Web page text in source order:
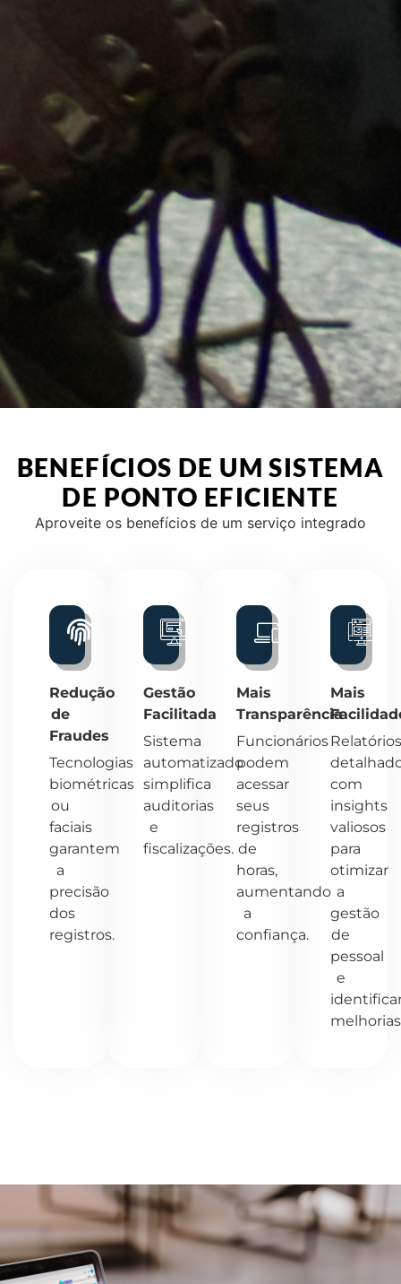
BENEFÍCIOS DE UM SISTEMA
DE PONTO EFICIENTE
Aproveite os benefícios de um serviço integrado
Redução
de
Fraudes
Tecnologias
biométricas
ou
faciais
garantem
a
precisão
dos
registros.
Gestão
Facilitada
Sistema
automatizado
simplifica
auditorias
e
fiscalizações.
Mais
Transparência
Funcionários
podem
acessar
seus
registros
de
horas,
aumentando
a
confiança.
Mais
Relatórios
com
insights
valiosos
para
otimizar
a
gestão
de
pessoal
e